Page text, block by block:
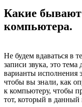
Какие
компьютера.
Не будем вдаваться в
записи звука, это
варианты исполнения
чтобы вы знали, как
к компьютеру, чтобы
тот, который в